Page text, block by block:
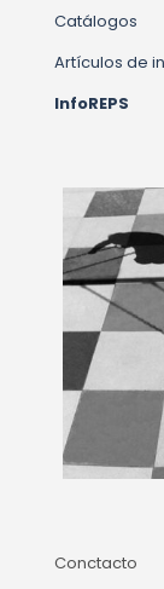
Catálogos
Artículos de
InfoREPS
Conctacto